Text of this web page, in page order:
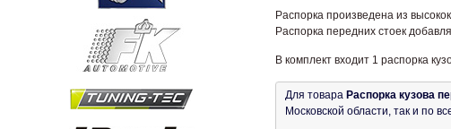
Распорка произведена из
Распорка передних стоек
В комплект входит 1 распорка
Для товара Распорка кузова
Московской области, так и по